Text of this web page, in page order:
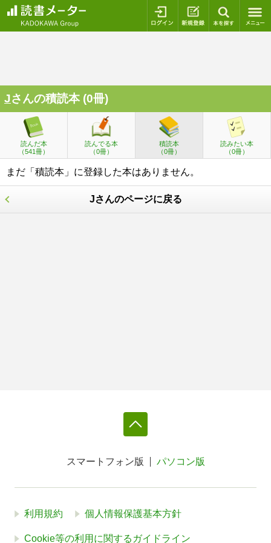
ログイン 新規登録
Jさんの積読本 (0冊)
読んだ本
（541冊）
読んでる本
（0冊）
積読本
（0冊）
読みたい本
（0冊）
まだ「積読本」に登録した本はありません。
Jさんのページに戻る
スマートフォン版 パソコン版
利用規約 個人情報保護基本方針
Cookie等の利用に関するガイドライン